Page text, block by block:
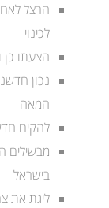
הרצל
לכינוי
הצעתו כן
נכון
המאה
להקים
מבשילים
בישראל
ליגת את